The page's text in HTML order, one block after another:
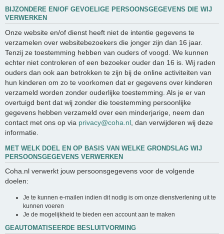
BIJZONDERE EN/OF GEVOELIGE PERSOONSGEGEVENS DIE WIJ
VERWERKEN
Onze website en/of dienst heeft niet de intentie gegevens te
verzamelen over websitebezoekers die jonger zijn dan 16 jaar.
Tenzij ze toestemming hebben van ouders of voogd. We kunnen
echter niet controleren of een bezoeker ouder dan 16 is. Wij raden
ouders dan ook aan betrokken te zijn bij de online activiteiten van
hun kinderen om zo te voorkomen dat er gegevens over kinderen
verzameld worden zonder ouderlijke toestemming. Als je er van
overtuigd bent dat wij zonder die toestemming persoonlijke
gegevens hebben verzameld over een minderjarige, neem dan
contact met ons op via privacy@coha.nl , dan verwijderen wij deze
informatie.
MET WELK DOEL EN OP BASIS VAN WELKE GRONDSLAG WIJ
PERSOONSGEGEVENS VERWERKEN
Coha.nl verwerkt jouw persoonsgegevens voor de volgende
doelen:
Je te kunnen e-mailen indien dit nodig is om onze dienstverlening uit te
kunnen voeren
Je de mogelijkheid te bieden een account aan te maken
GEAUTOMATISEERDE BESLUITVORMING